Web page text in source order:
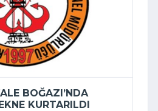
BOĞAZI’NDA
KURTARILDI